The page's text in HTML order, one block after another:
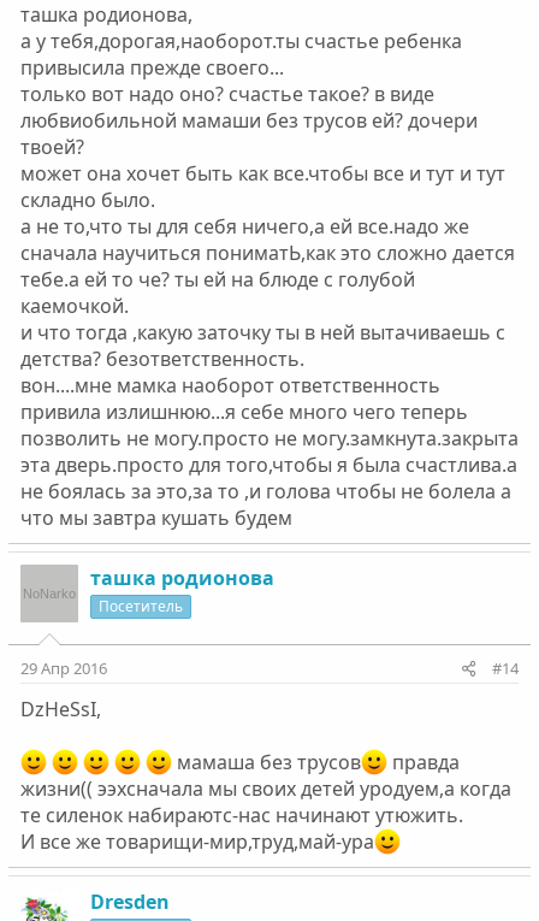
ташка родионова,
а у тебя,дорогая,наоборот.ты счастье ребенка
привысила прежде своего...
только вот надо оно? счастье такое? в виде
любвиобильной мамаши без трусов ей? дочери
твоей?
может она хочет быть как все.чтобы все и тут и тут
складно было.
а не то,что ты для себя ничего,а ей все.надо же
сначала научиться пониматЬ,как это сложно дается
тебе.а ей то че? ты ей на блюде с голубой
каемочкой.
и что тогда ,какую заточку ты в ней вытачиваешь с
детства? безответственность.
вон....мне мамка наоборот ответственность
привила излишнюю...я себе много чего теперь
позволить не могу.просто не могу.замкнута.закрыта
эта дверь.просто для того,чтобы я была счастлива.а
не боялась за это,за то ,и голова чтобы не болела а
что мы завтра кушать будем
ташка родионова
Посетитель
29 Апр 2016 #14
DzHeSsI,
мамаша без трусов
правда
жизни(( ээхсначала мы своих детей уродуем,а когда
те силенок набираютс-нас начинают утюжить.
И все же товарищи-мир,труд,май-ура
Dresden